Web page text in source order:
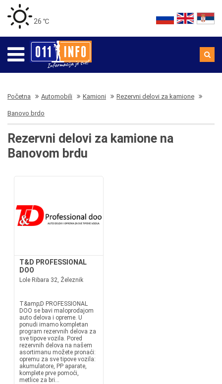
26 ℃
Početna Automobili Kamioni Rezervni delovi za kamione
Banovo brdo
Rezervni delovi za kamione na
Banovom brdu
T&D PROFESSIONAL
DOO
Lole Ribara 32, Železnik
T&amp;D PROFESSIONAL
DOO se bavi maloprodajom
auto delova i opreme. U
ponudi imamo kompletan
program rezervnih delova za
sve tipove vozila. Pored
rezervnih delova na našem
asortimanu možete pronaći:
opremu za sve tipove vozila:
akumulatore, PP aparate,
komplete prve pomoći,
metlice za bri...